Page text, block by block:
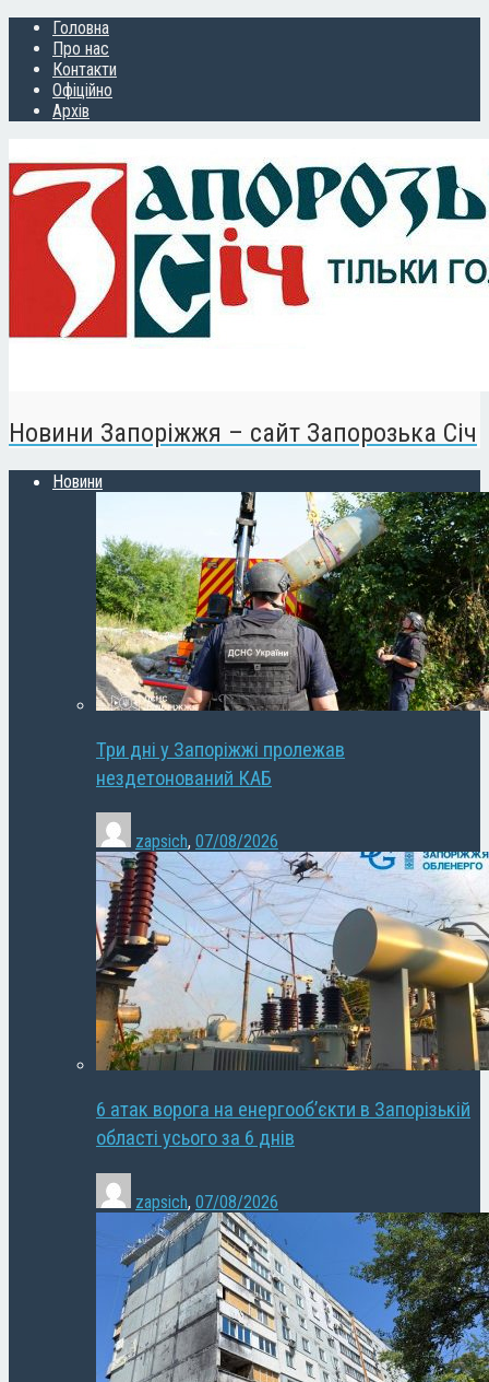
Головна
Про нас
Контакти
Офіційно
Архів
Новини Запоріжжя – сайт Запорозька Січ
Новини
Три дні у Запоріжжі пролежав
нездетонований КАБ
zapsich, 07/08/2026
6 атак ворога на енергооб’єкти в Запорізькій
області усього за 6 днів
zapsich, 07/08/2026